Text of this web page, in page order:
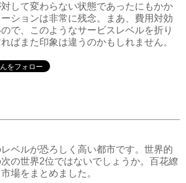
して変わらない状態であったにもかか
ションは非常に残念。まあ、費用対効
で、このようなサービスレベルを折り
ばまた印象は違うのかもしれません。
ベルが恐ろしく高い都市です。世界的
の世界2位ではないでしょうか。百花繚
場をまとめました。